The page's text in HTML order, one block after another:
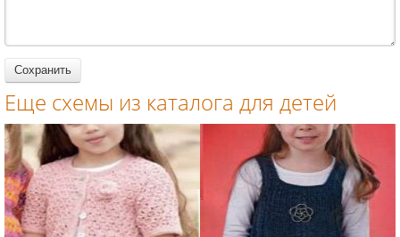
Еще схемы из каталога для детей